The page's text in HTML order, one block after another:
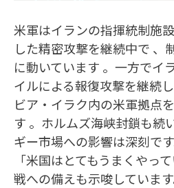
米軍はイランの指揮統制施
した精密攻撃を継続中で 、
に動いています 。一方でイ
イルによる報復攻撃を継続
ビア・イラク内の米軍拠点
す 。ホルムズ海峡封鎖も続
ギー市場への影響は深刻で
「米国はとてもうまくやっ
戦への備えも示唆しています